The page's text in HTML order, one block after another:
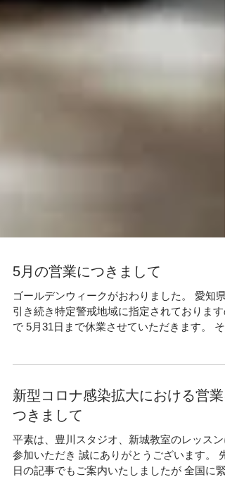
引き続き特定警戒地域に指定されております
で 5月31日まで休業させていただきます。 そ
対応策として オンラインレッスンを開催いた
ます。 レッスンのスケジュールはカレンダー
ご確認いただきまして ご予約お待ちしていま
す。
新型コロナ感染拡大における営業